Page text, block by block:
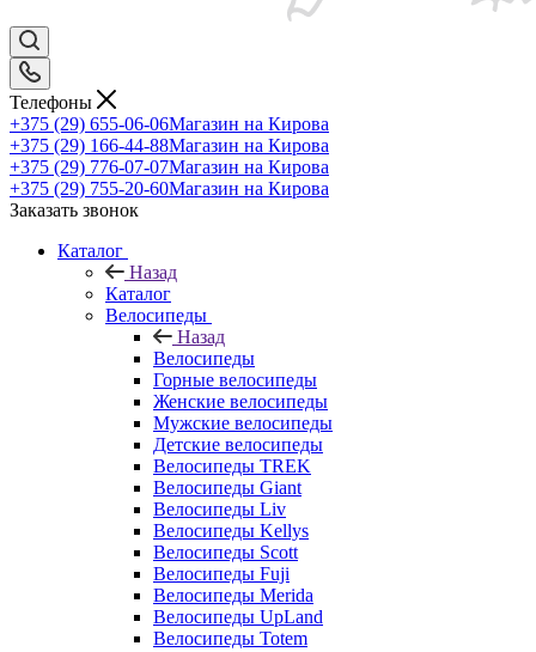
Телефоны
+375 (29) 655-06-06Магазин на Кирова
+375 (29) 166-44-88Магазин на Кирова
+375 (29) 776-07-07Магазин на Кирова
+375 (29) 755-20-60Магазин на Кирова
Заказать звонок
Каталог
Назад
Каталог
Велосипеды
Назад
Велосипеды
Горные велосипеды
Женские велосипеды
Мужские велосипеды
Детские велосипеды
Велосипеды TREK
Велосипеды Giant
Велосипеды Liv
Велосипеды Kellys
Велосипеды Scott
Велосипеды Fuji
Велосипеды Merida
Велосипеды UpLand
Велосипеды Totem